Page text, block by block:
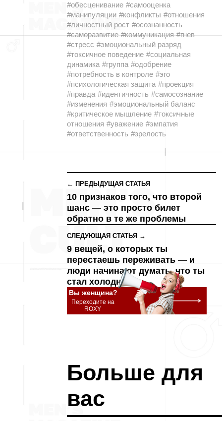
#обесценивание #самооценка
#манипуляции #конфликты #отношения
#личностный рост #осознанность
#саморазвитие #коммуникация #гнев
#стресс #эмоциональный разряд
#токсичное поведение #социальная
динамика #группа #одобрение
#потребность в контроле #эго
#психологическая защита #проекция
#правда #идентичность #самосознание
#изменения #эмоциональный баланс
#критическое мышление #токсичные
отношения #уважение #эмпатия
#ответственность #зрелость
← ПРЕДЫДУЩАЯ СТАТЬЯ
10 признаков того, что второй
шанс — это просто билет
обратно в те же проблемы
СЛЕДУЮЩАЯ СТАТЬЯ →
9 вещей, о которых ты
перестаешь переживать — и
люди начинают думать, что ты
стал холодным
Вы женщина?
Переходите на
ROXY
Больше для
вас